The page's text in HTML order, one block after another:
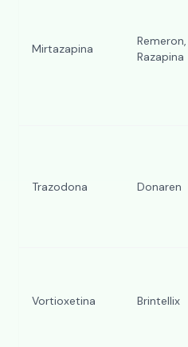
Mirtazapina
Remeron,
Razapina
Trazodona Donaren
Vortioxetina Brintellix